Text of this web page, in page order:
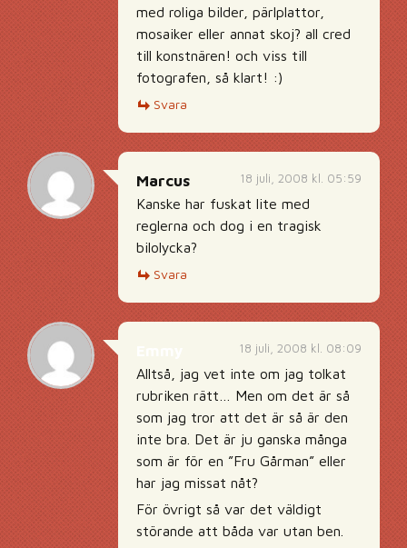
med roliga bilder, pärlplattor,
mosaiker eller annat skoj? all cred
till konstnären! och viss till
fotografen, så klart! :)
Svara
18 juli, 2008 kl. 05:59
Marcus
Kanske har fuskat lite med
reglerna och dog i en tragisk
bilolycka?
Svara
18 juli, 2008 kl. 08:09
Alltså, jag vet inte om jag tolkat
rubriken rätt… Men om det är så
som jag tror att det är så är den
inte bra. Det är ju ganska många
som är för en ”Fru Gårman” eller
har jag missat nåt?
För övrigt så var det väldigt
störande att båda var utan ben.